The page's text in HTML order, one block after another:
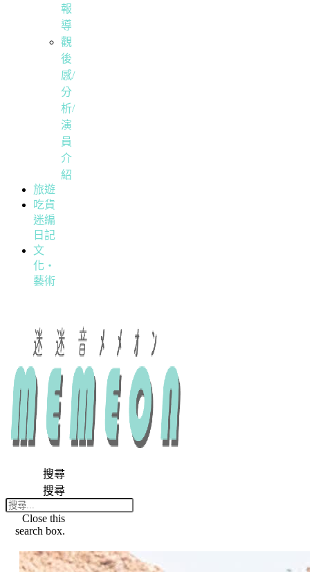
報
導
觀
後
感/
分
析/
演
員
介
紹
旅遊
吃貨
迷編
日記
文
化・
藝術
搜尋
搜尋
Close this
search box.